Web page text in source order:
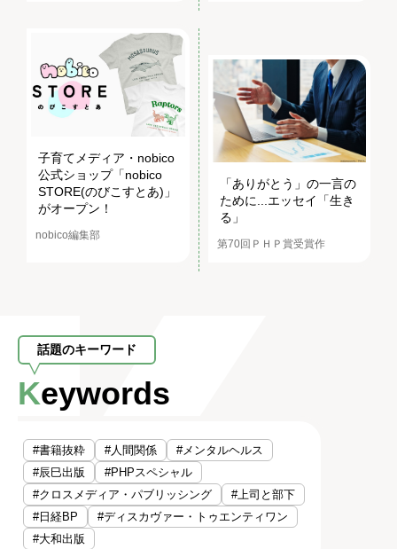
子育てメディア・nobico
公式ショップ「nobico
STORE(のびこすとあ)」
がオープン！
nobico編集部
「ありがとう」の一言の
ために...エッセイ「生き
る」
第70回ＰＨＰ賞受賞作
話題のキーワード
Keywords
#書籍抜粋 #人間関係
#メンタルヘルス
#辰巳出版
#PHPスペシャル
#クロスメディア・パブリッシング
#上司と部下
#日経BP
#ディスカヴァー・トゥエンティワン
#大和出版